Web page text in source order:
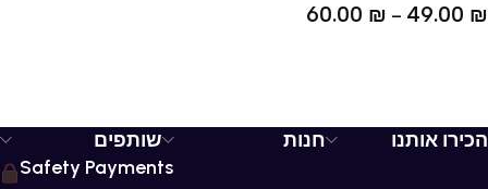
49.00 ₪
–
60.00 ₪
הכירו אותנו חנות
שותפים
Safety Payments